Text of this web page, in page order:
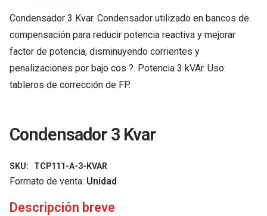
Condensador 3 Kvar. Condensador utilizado en bancos de
compensación para reducir potencia reactiva y mejorar
factor de potencia, disminuyendo corrientes y
penalizaciones por bajo cos ?. Potencia 3 kVAr. Uso:
tableros de corrección de FP.
Condensador 3 Kvar
SKU: TCP111-A-3-KVAR
Formato de venta: Unidad
Descripción breve